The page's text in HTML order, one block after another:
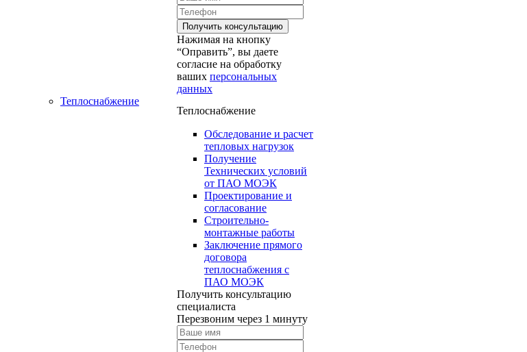
Нажимая на кнопку
“Оправить”, вы даете
согласие на обработку
ваших персональных
данных
Теплоснабжение
Теплоснабжение
Обследование и расчет
тепловых нагрузок
Получение
Технических условий
от ПАО МОЭК
Проектирование и
согласование
Строительно-
монтажные работы
Заключение прямого
договора
теплоснабжения с
ПАО МОЭК
Получить консультацию
специалиста
Перезвоним через 1 минуту